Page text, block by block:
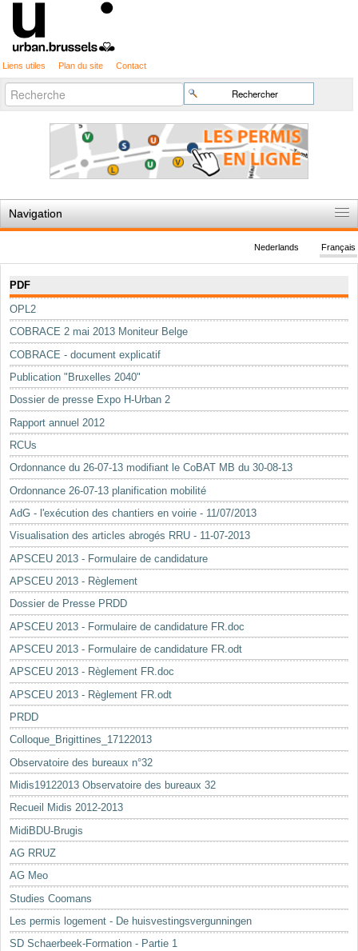
Liens utiles Plan du site Contact
Chercher par
Recherche
avancée…
Navigation
Règles du jeu
Permis d'urbanisme
Cartographie
Etudes et publications
Mots-clés
Renseignements urbanistiques
Français
Nederlands
PDF
OPL2
COBRACE 2 mai 2013 Moniteur Belge
COBRACE - document explicatif
Publication "Bruxelles 2040"
Dossier de presse Expo H-Urban 2
Rapport annuel 2012
RCUs
Ordonnance du 26-07-13 modifiant le CoBAT MB du 30-08-13
Ordonnance 26-07-13 planification mobilité
AdG - l'exécution des chantiers en voirie - 11/07/2013
Visualisation des articles abrogés RRU - 11-07-2013
APSCEU 2013 - Formulaire de candidature
APSCEU 2013 - Règlement
Dossier de Presse PRDD
APSCEU 2013 - Formulaire de candidature FR.doc
APSCEU 2013 - Formulaire de candidature FR.odt
APSCEU 2013 - Règlement FR.doc
APSCEU 2013 - Règlement FR.odt
PRDD
Colloque_Brigittines_17122013
Observatoire des bureaux n°32
Midis19122013 Observatoire des bureaux 32
Recueil Midis 2012-2013
MidiBDU-Brugis
AG RRUZ
AG Meo
Studies Coomans
Les permis logement - De huisvestingsvergunningen
SD Schaerbeek-Formation - Partie 1